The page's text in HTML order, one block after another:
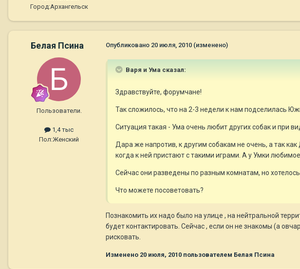
Город:Архангельск
Белая Псина
Пользователи.
1,4 тыс
Пол:Женский
Опубликовано 20 июля, 2010 (изменено)
Варя и Ума сказал:
Здравствуйте, форумчане!
Так сложилось, что на 2-3 недели к нам подселилась
Ситуация такая - Ума очень любит других собак и при
Дара же напротив, к другим собакам не очень, а так
когда к ней пристают с такими играми. А у Умки
Сейчас они разведены по разным комнатам, но
Что можете посоветовать?
Познакомить их надо было на улице , на нейтральной
будет контактировать. Сейчас , если он не знакомы (а
рисковать.
Изменено 20 июля, 2010 пользователем Белая Псина